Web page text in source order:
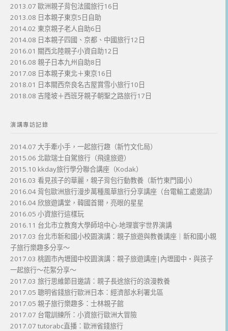
2013.07 歐洲親子背包法國旅行16日
2013.08 日本親子東京5日自助
2014.02 東京親子老人自助6日
2014.08 日本親子四國、京都、中國旅行12日
2016.01 關西北陸親子小資自助12日
2016.08 親子日本九州自助8日
2017.08 日本親子東北＋東京16日
2018.01 日本關西奈良名古屋賞雪小旅行10日
2018.08 吉隆坡＋西班牙親子朝聖之路旅行17日
演講專訪記錄
2014.07 大手牽小手，一起旅行趣（新竹文化局）
2015.06 北歐瑞士自駕旅行（飛達旅遊）
2015.10 kkday旅行學分聯合講座（Kodak）
2016.03 看見孩子的華麗，親子背包行動教養（新竹東門國小）
2016.04 背包歐洲旅行漫步萬種風華旅行分享講座（台電輸工處邀請）
2016.04 欣旅遊講堂，韓國首爾，亮眼的星星
2016.05 小資旅行這樣玩
2016.11 台北市立教育大學師培中心-地理寰宇世界演講
2017.03 台北市新和國小校園演講：親子旅遊與教養講座｜新和國小親
子旅行樂趣多分享～
2017.03 桃園市內壢國中校園演講：親子旅遊講座|內壢國中・與孩子
一起旅行～花絮分享～
2017.03 旅行思維節目邀請：親子長途旅行的浪漫教養
2017.05 聰明省錢旅行歐洲日本：經濟部水利署北區
2017.05 親子旅行樂趣多：士林親子館
2017.07 台電訓練所：小資旅行歐洲大冒險
2017.07 tutorabc直播：歐洲省錢旅行